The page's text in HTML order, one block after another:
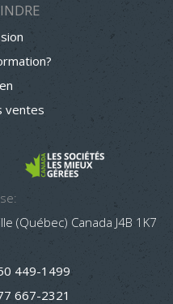
ventes
(Québec) Canada J4B 1K7
449-1499
667-2321